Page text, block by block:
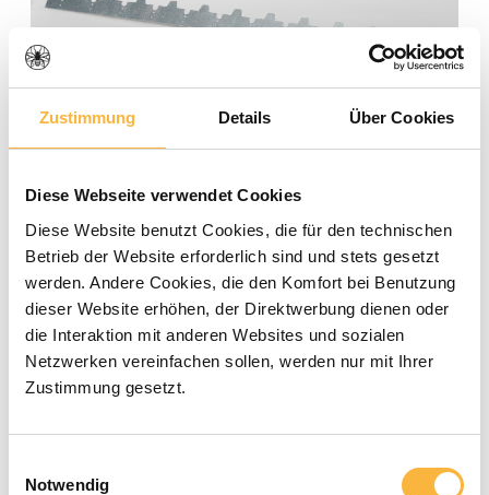
Zustimmung Details Über Cookies
Diese Webseite verwendet Cookies
Diese Website benutzt Cookies, die für den technischen
Betrieb der Website erforderlich sind und stets gesetzt
werden. Andere Cookies, die den Komfort bei Benutzung
dieser Website erhöhen, der Direktwerbung dienen oder
die Interaktion mit anderen Websites und sozialen
Netzwerken vereinfachen sollen, werden nur mit Ihrer
Zustimmung gesetzt.
Notwendig
Durchschnittliche Bewertung von 0 von 5 Sternen
0 Bewertungen
0,65 €*
Preise inkl. MwSt. zzgl. Versandkosten
Verfügbar in der angegebenen Lieferzeit
Produkt Anzahl: Gib den
In den Warenkorb